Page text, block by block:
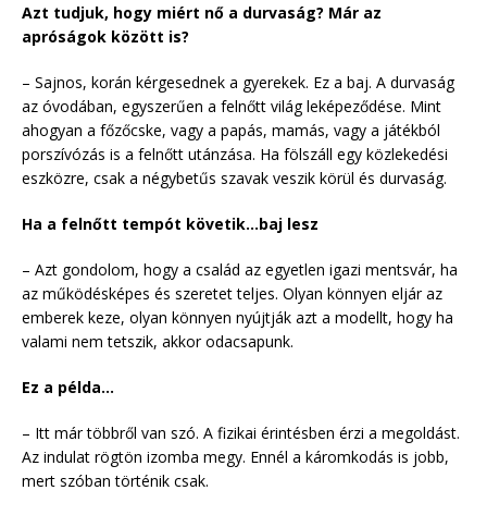
Azt tudjuk, hogy miért nő a durvaság? Már az
apróságok között is?
– Sajnos, korán kérgesednek a gyerekek. Ez a baj. A durvaság
az óvodában, egyszerűen a felnőtt világ leképeződése. Mint
ahogyan a főzőcske, vagy a papás, mamás, vagy a játékból
porszívózás is a felnőtt utánzása. Ha fölszáll egy közlekedési
eszközre, csak a négybetűs szavak veszik körül és durvaság.
Ha a felnőtt tempót követik…baj lesz
– Azt gondolom, hogy a család az egyetlen igazi mentsvár, ha
az működésképes és szeretet teljes. Olyan könnyen eljár az
emberek keze, olyan könnyen nyújtják azt a modellt, hogy ha
valami nem tetszik, akkor odacsapunk.
Ez a példa…
– Itt már többről van szó. A fizikai érintésben érzi a megoldást.
Az indulat rögtön izomba megy. Ennél a káromkodás is jobb,
mert szóban történik csak.